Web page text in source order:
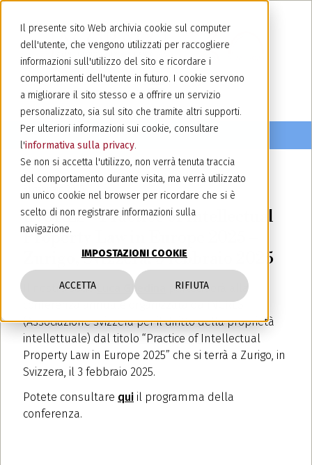
Il presente sito Web archivia cookie sul computer
dell'utente, che vengono utilizzati per raccogliere
informazioni sull'utilizzo del sito e ricordare i
comportamenti dell'utente in futuro. I cookie servono
a migliorare il sito stesso e a offrire un servizio
personalizzato, sia sul sito che tramite altri supporti.
Per ulteriori informazioni sui cookie, consultare
l'informativa sulla privacy.
Se non si accetta l'utilizzo, non verrà tenuta traccia
del comportamento durante visita, ma verrà utilizzato
un unico cookie nel browser per ricordare che si è
scelto di non registrare informazioni sulla
navigazione.
IMPOSTAZIONI COOKIE
ACCETTA RIFIUTA
31 gennaio 2025
INGRES - Practice of Intellectual
Property Law in Europe 2025 –
Zurigo, Svizzera, 3 febbraio 2025
Il nostro socio Luca Ghedina
parteciperà alla
conferenza annuale organizzata da INGRES
(Associazione svizzera per il diritto della proprietà
intellettuale) dal titolo “Practice of Intellectual
Property Law in Europe 2025” che si terrà a Zurigo, in
Svizzera, il 3 febbraio 2025.
Potete consultare qui il programma della
conferenza.